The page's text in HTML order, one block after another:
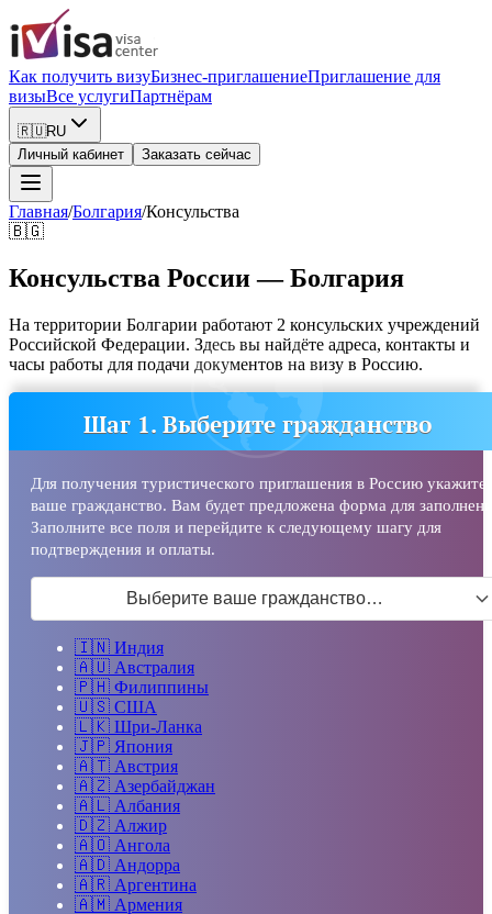
Как получить визуБизнес-приглашениеПриглашение для
визыВсе услугиПартнёрам
🇷🇺RU
Личный кабинет
Заказать сейчас
Главная/Болгария/Консульства
🇧🇬
Консульства России — Болгария
На территории Болгарии работают 2 консульских учреждений
Российской Федерации. Здесь вы найдёте адреса, контакты и
часы работы для подачи документов на визу в Россию.
Шаг 1. Выберите гражданство
Для получения туристического приглашения в Россию укажите
ваше гражданство. Вам будет предложена форма для
Заполните все поля и перейдите к следующему шагу для
подтверждения и оплаты.
Выберите ваше гражданство…
🇮🇳 Индия
🇦🇺 Австралия
🇵🇭 Филиппины
🇺🇸 США
🇱🇰 Шри-Ланка
🇯🇵 Япония
🇦🇹 Австрия
🇦🇿 Азербайджан
🇦🇱 Албания
🇩🇿 Алжир
🇦🇴 Ангола
🇦🇩 Андорра
🇦🇷 Аргентина
🇦🇲 Армения